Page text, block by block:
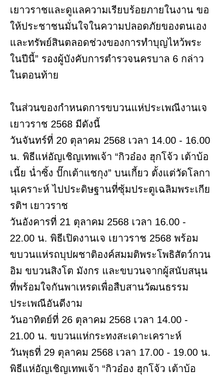
เยาวราชและดูแลความเรียบร้อยภายในงาน ขอ
ให้ประชาชนมั่นใจในความปลอดภัยของตนเอง
และทรัพย์สินตลอดช่วงของการทำบุญไหว้พระ
ในปีนี้” รองผู้บังคับการตำรวจนครบาล 6 กล่าว
ในตอนท้าย
ในส่วนของกำหนดการขบวนแห่ประเพณีงานเจ
เยาวราช 2568 มีดังนี้
วันจันทร์ที่ 20 ตุลาคม 2568 เวลา 14.00 - 16.00
น. พิธีแห่อัญเชิญเทพเจ้า “กิวอ๋อง ฮุกโจ้ว เต้าบ้อ
เนี้ย น่ำซิ้ง ปั๊กเต้าแชกุง” บนเกี้ยว ตั้งแต่วัดโลกา
นุเคราะห์ ไปประดิษฐานที่ซุ้มประตูเฉลิมพระเกีย
รติฯ เยาวราช
วันอังคารที่ 21 ตุลาคม 2568 เวลา 16.00 -
22.00 น. พิธีเปิดงานเจ เยาวราช 2568 พร้อม
ขบวนแห่รถบุปผชาติองค์สมมติพระโพธิสัตว์กวน
อิม ขบวนสิงโต มังกร และขบวนจากผู้สนับสนุน
ที่พร้อมใจกันพาเหรดเพื่อสืบสานวัฒนธรรม
ประเพณีอันดีงาม
วันอาทิตย์ที่ 26 ตุลาคม 2568 เวลา 14.00 -
21.00 น. ขบวนแห่กระทงสะเดาะเคราะห์
วันพุธที่ 29 ตุลาคม 2568 เวลา 17.00 - 19.00 น.
พิธีแห่อัญเชิญเทพเจ้า “กิวอ๋อง ฮุกโจ้ว เต้าบ้อ